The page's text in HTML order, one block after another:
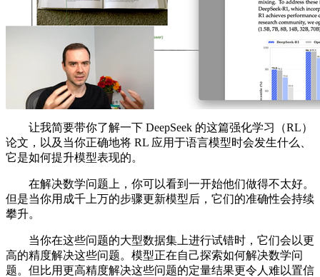
让我简要带你了解一下 DeepSeek 的这篇强化学习（RL）
论文，以及当你正确地将 RL 应用于语言模型时会发生什么、
它是如何提升模型表现的。
在解决数学问题上，你可以看到一开始他们做得不太好。
但是当你用成千上万的步骤更新模型后，它们的准确性会持续
攀升。
当你在这些问题的大型数据集上进行试错时，它们会以更
高的精度解决这些问题。模型正在自己探索如何解决数学问
题。但比用更高精度解决这些问题的定量结果更令人难以置信